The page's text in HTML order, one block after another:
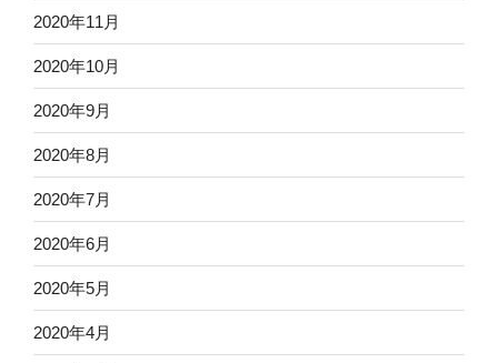
2020年11月
2020年10月
2020年9月
2020年8月
2020年7月
2020年6月
2020年5月
2020年4月